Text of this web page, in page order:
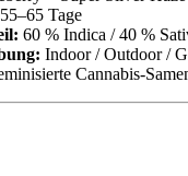
Tage
60 % Indica / 40 %
Indoor / Outdoor /
Cannabis-